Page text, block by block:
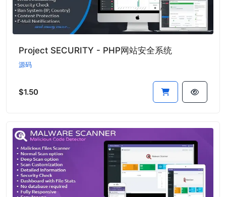
Project SECURITY - PHP网站安全系统
源码
$1.50